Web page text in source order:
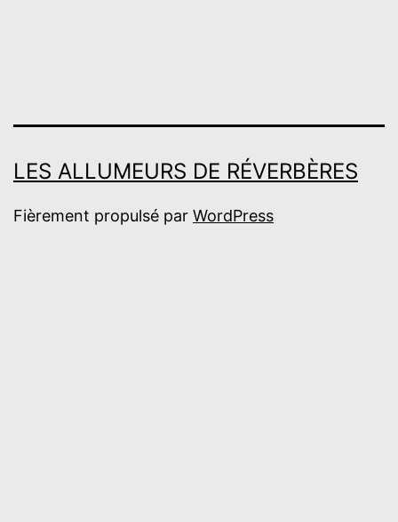
LES ALLUMEURS DE RÉVERBÈRES
Fièrement propulsé par WordPress